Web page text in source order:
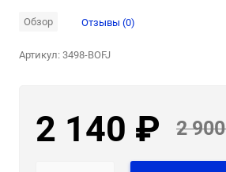
Обзор Отзывы (0)
Артикул:3498-BOFJ
2 140 ₽ 2 900